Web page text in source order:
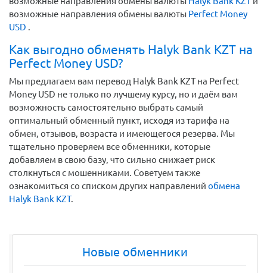
возможные направления обмены валюты Perfect Money
USD .
Как выгодно обменять Halyk Bank KZT на
Perfect Money USD?
Мы предлагаем вам перевод Halyk Bank KZT на Perfect
Money USD не только по лучшему курсу, но и даём вам
возможность самостоятельно выбрать самый
оптимальный обменный пункт, исходя из тарифа на
обмен, отзывов, возраста и имеющегося резерва. Мы
тщательно проверяем все обменники, которые
добавляем в свою базу, что сильно снижает риск
столкнуться с мошенниками. Советуем также
ознакомиться со списком других направлений обмена
Halyk Bank KZT.
Новые обменники